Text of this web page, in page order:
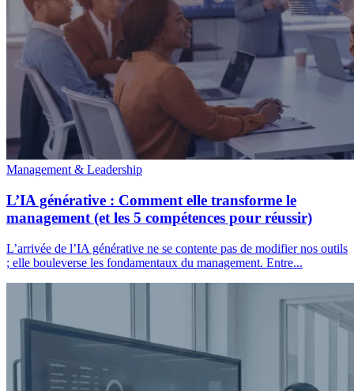
Management & Leadership
L’IA générative : Comment elle transforme le
management (et les 5 compétences pour réussir)
L’arrivée de l’IA générative ne se contente pas de modifier nos outils
; elle bouleverse les fondamentaux du management. Entre...